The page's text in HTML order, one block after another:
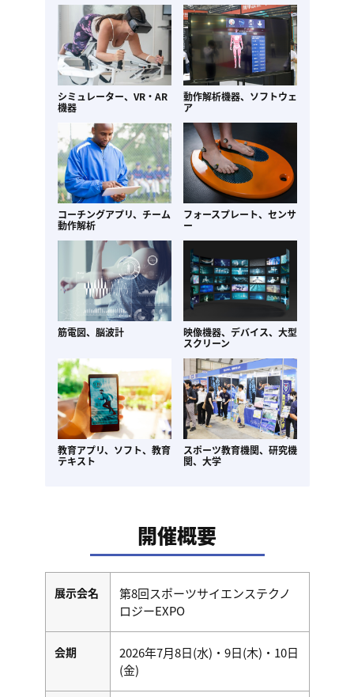
シミュレーター、VR・AR
機器
動作解析機器、 ソフトウェ
ア
コーチングアプリ、 チーム
動作解析
フォースプレート、 センサ
ー
筋電図、脳波計 映像機器、デバイス、 大型
スクリーン
教育アプリ、ソフト、 教育
テキスト
スポーツ教育機関、 研究機
関、大学
開催概要
展示会名
第8回スポーツサイエンステクノ
ロジーEXPO
会期
2026年7月8日(水)・9日(木)・10日
(金)